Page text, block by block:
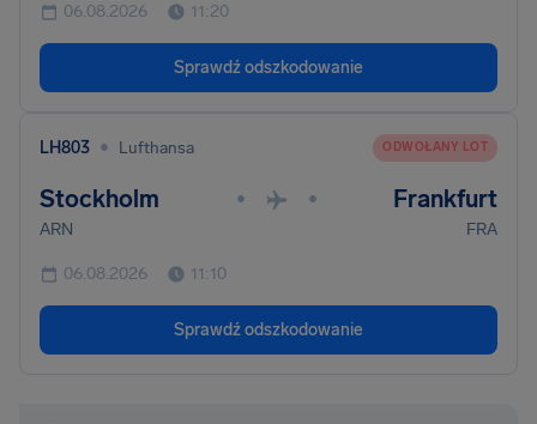
06.08.2026 11:20
Sprawdź odszkodowanie
LH803 • Lufthansa ODWOŁANY LOT
Stockholm • • Frankfurt
ARN FRA
06.08.2026 11:10
Sprawdź odszkodowanie